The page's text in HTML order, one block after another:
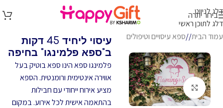
דלג לניווט
דלג לתוכן ראשי
בירור יתרה
עמוד הבית/ ספא עיסויים וטיפולים
לחץ להגדלה
עיסוי ליחיד 45 דקות
ב"ספא פלמינגו" בחיפה
פלמינגו ספא הינו ספא בוטיק בעל
אווירה אינטימית ורומנטית. הספא
מציע אירוח ייחודי עם חבילות
בהתאמה אישית לכל אירוע. במקום